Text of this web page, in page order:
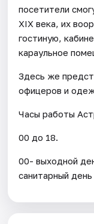
посетители
XIX века, их
гостиную,
караульное
Здесь же
офицеров и
Часы работы
00 до 18.
00- выходной
санитарный